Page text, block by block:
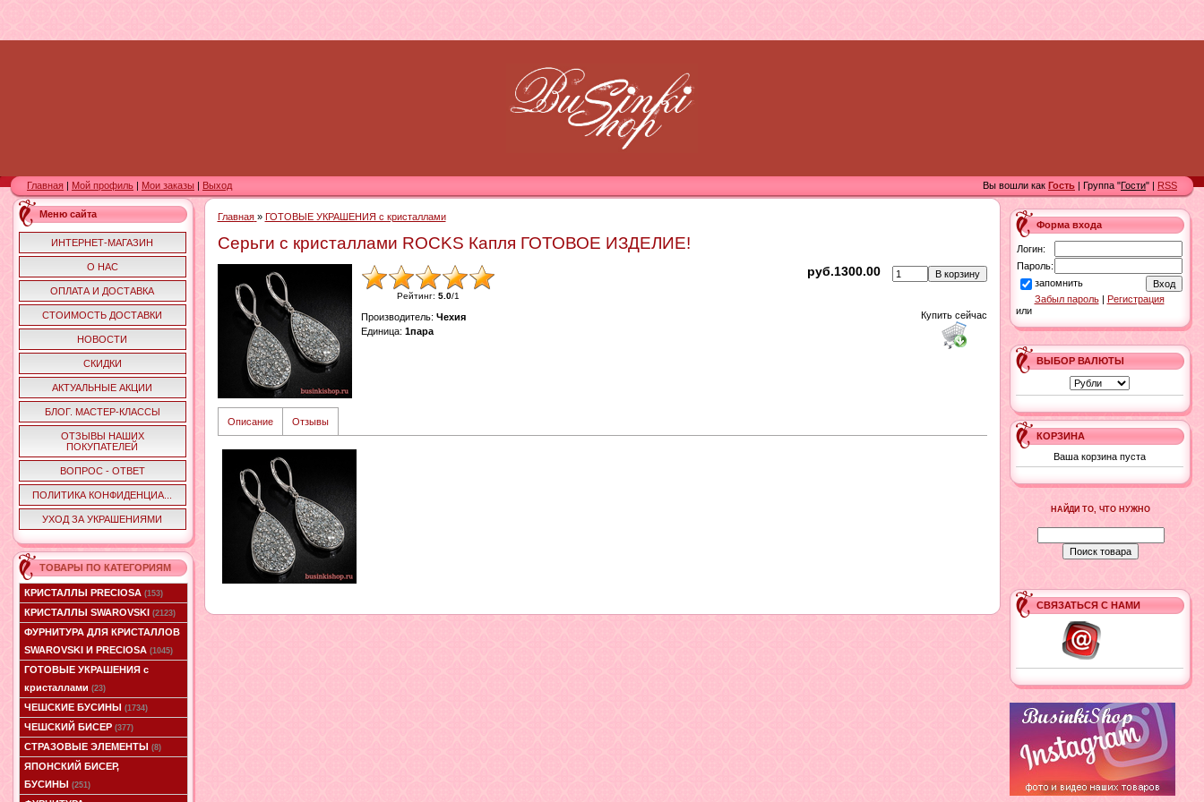
Главная Мой профиль Мои заказы Выход Вы вошли как Гость | Группа "Гости" | RSS
Меню сайта
ИНТЕРНЕТ-МАГАЗИН
О НАС
ОПЛАТА И ДОСТАВКА
СТОИМОСТЬ ДОСТАВКИ
НОВОСТИ
СКИДКИ
АКТУАЛЬНЫЕ АКЦИИ
БЛОГ. МАСТЕР-КЛАССЫ
ОТЗЫВЫ НАШИХ
ПОКУПАТЕЛЕЙ
ВОПРОС - ОТВЕТ
ПОЛИТИКА КОНФИДЕНЦИА...
УХОД ЗА УКРАШЕНИЯМИ
ТОВАРЫ ПО КАТЕГОРИЯМ
КРИСТАЛЛЫ PRECIOSA (153)
КРИСТАЛЛЫ SWAROVSKI (2123)
ФУРНИТУРА ДЛЯ КРИСТАЛЛОВ
SWAROVSKI И PRECIOSA (1045)
ГОТОВЫЕ УКРАШЕНИЯ с
кристаллами (23)
ЧЕШСКИЕ БУСИНЫ (1734)
ЧЕШСКИЙ БИСЕР (377)
СТРАЗОВЫЕ ЭЛЕМЕНТЫ (8)
ЯПОНСКИЙ БИСЕР,
БУСИНЫ (251)
Главная » ГОТОВЫЕ УКРАШЕНИЯ с кристаллами
Серьги с кристаллами ROCKS Капля ГОТОВОЕ ИЗДЕЛИЕ!
Рейтинг: 5.0/1
руб.1300.00
Производитель: Чехия
Единица: 1пара
Купить сейчас
Описание Отзывы
Форма входа
Логин:
Пароль:
запомнить
Забыл пароль|
Регистрация
или
ВЫБОР ВАЛЮТЫ
КОРЗИНА
Ваша корзина пуста
НАЙДИ ТО, ЧТО НУЖНО
СВЯЗАТЬСЯ С НАМИ